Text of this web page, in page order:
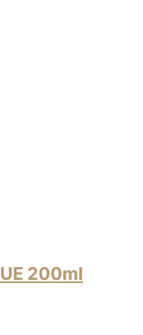
200ml